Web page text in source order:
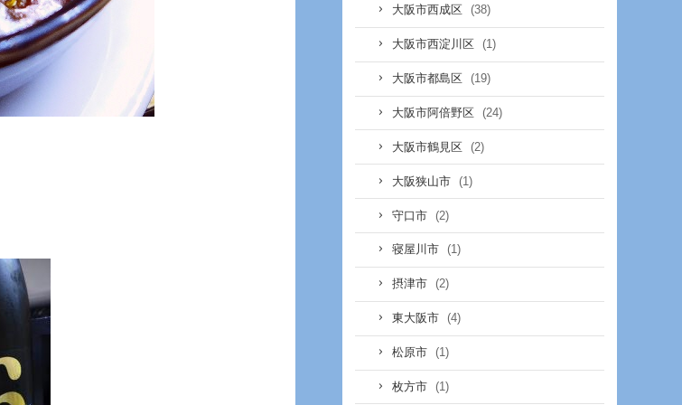
大阪市西成区 (38)
大阪市西淀川区 (1)
大阪市都島区 (19)
大阪市阿倍野区 (24)
大阪市鶴見区 (2)
大阪狭山市 (1)
守口市 (2)
寝屋川市 (1)
摂津市 (2)
東大阪市 (4)
松原市 (1)
枚方市 (1)